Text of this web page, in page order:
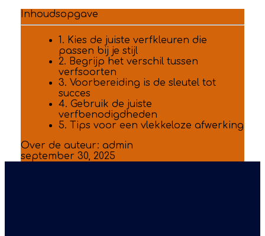
Inhoudsopgave
1. Kies de juiste verfkleuren die
passen bij je stijl
2. Begrijp het verschil tussen
verfsoorten
3. Voorbereiding is de sleutel tot
succes
4. Gebruik de juiste
verfbenodigdheden
5. Tips voor een vlekkeloze afwerking
Over de auteur: admin
september 30, 2025